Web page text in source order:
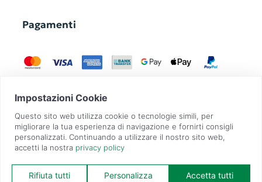
Pagamenti
GadgetZilla è un Brand di Overbi S.r.l.| realizzato con Contit
| © 2026 Tutti
i diritti riservati | P.IVA: 09351560967